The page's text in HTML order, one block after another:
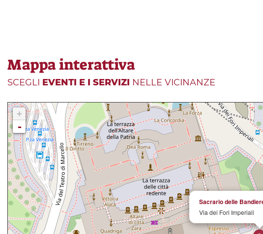
Mappa interattiva
SCEGLI EVENTI E I SERVIZI NELLE VICINANZE
Sacrario delle
Via dei Fori Imperiali
+
-